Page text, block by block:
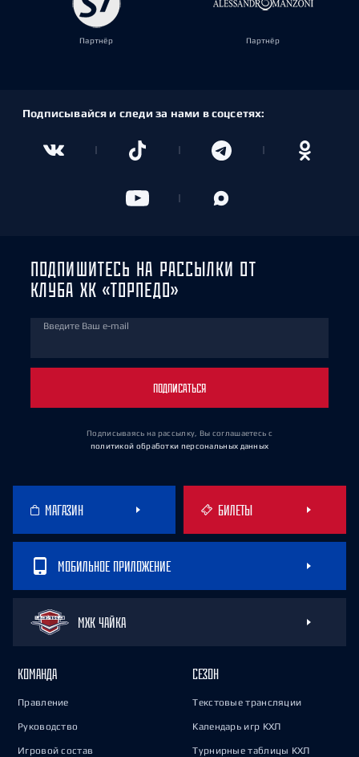
Партнёр Партнёр
Подписывайся и следи за нами в соцсетях:
ПОДПИШИТЕСЬ НА РАССЫЛКИ ОТ
КЛУБА ХК «ТОРПЕДО»
Введите Ваш e-mail
ПОДПИСАТЬСЯ
Подписываясь на рассылку, Вы соглашаетесь с
политикой обработки персональных данных
МАГАЗИН БИЛЕТЫ
МОБИЛЬНОЕ ПРИЛОЖЕНИЕ
МХК ЧАЙКА
КОМАНДА
Правление
Руководство
Игровой состав
СЕЗОН
Текстовые трансляции
Календарь игр КХЛ
Турнирные таблицы КХЛ